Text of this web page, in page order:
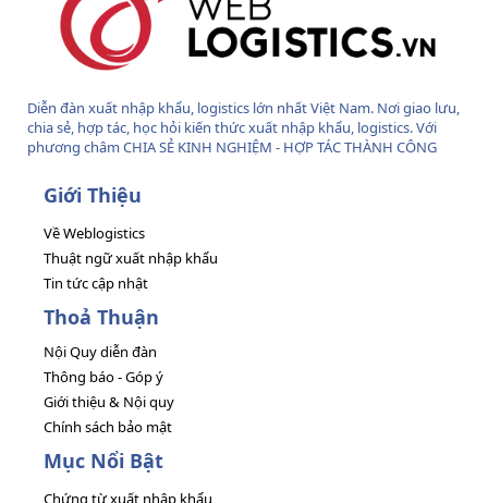
Diễn đàn xuất nhập khẩu, logistics lớn nhất Việt Nam. Nơi giao lưu,
chia sẻ, hợp tác, học hỏi kiến thức xuất nhập khẩu, logistics. Với
phương châm CHIA SẺ KINH NGHIỆM - HỢP TÁC THÀNH CÔNG
Giới Thiệu
Về Weblogistics
Thuật ngữ xuất nhập khẩu
Tin tức cập nhật
Thoả Thuận
Nội Quy diễn đàn
Thông báo - Góp ý
Giới thiệu & Nội quy
Chính sách bảo mật
Mục Nổi Bật
Chứng từ xuất nhập khẩu